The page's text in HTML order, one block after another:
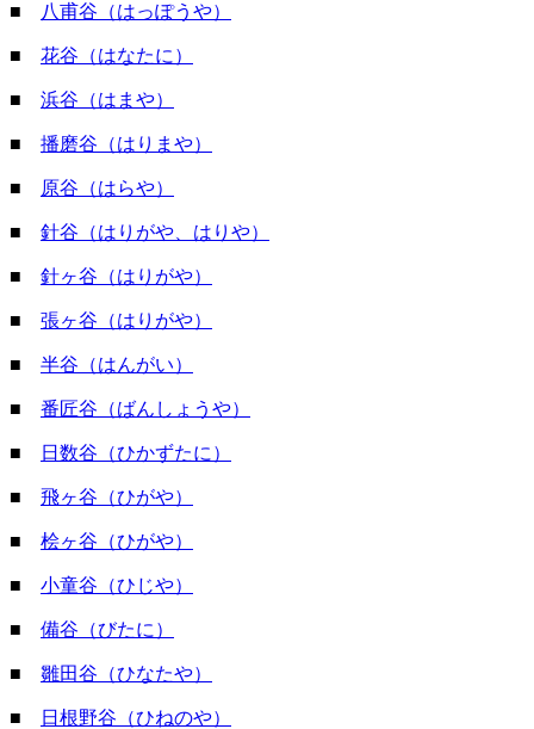
■ 八甫谷（はっぽうや）
■ 花谷（はなたに）
■ 浜谷（はまや）
■ 播磨谷（はりまや）
■ 原谷（はらや）
■ 針谷（はりがや、はりや）
■ 針ヶ谷（はりがや）
■ 張ヶ谷（はりがや）
■ 半谷（はんがい）
■ 番匠谷（ばんしょうや）
■ 日数谷（ひかずたに）
■ 飛ヶ谷（ひがや）
■ 桧ヶ谷（ひがや）
■ 小童谷（ひじや）
■ 備谷（びたに）
■ 雛田谷（ひなたや）
■ 日根野谷（ひねのや）